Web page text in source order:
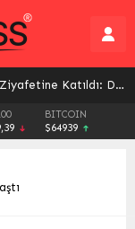
İsmail Kahraman Ovit’te Kur’an Ziyafetine Katıldı: Dualarla Sona Erdi
BITCOIN
$64939